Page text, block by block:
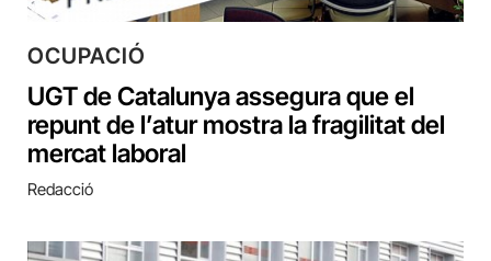
OCUPACIÓ
UGT de Catalunya assegura que el
repunt de l’atur mostra la fragilitat del
mercat laboral
Redacció